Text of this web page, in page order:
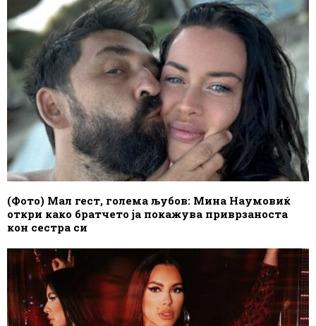
(Фото) Мал гест, голема љубов: Мина Наумовиќ
откри како братчето ја покажува приврзаноста
кон сестра си